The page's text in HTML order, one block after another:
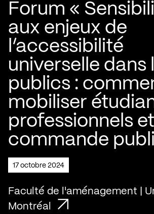
Forum «
aux enjeux de
l’accessibilité
universelle dans
publics :
mobiliser
professionnels et
commande
17 octobre 2024
Faculté de l'aménagement |
Montréal